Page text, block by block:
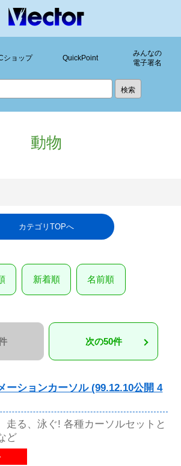
ショップ QuickPoint
みんなの
電子署名
動物
カテゴリTOPへ
新着順 名前順
次の50件
ーションカーソル (99.12.10公開 4
走る、泳ぐ! 各種カーソルセットと
ど